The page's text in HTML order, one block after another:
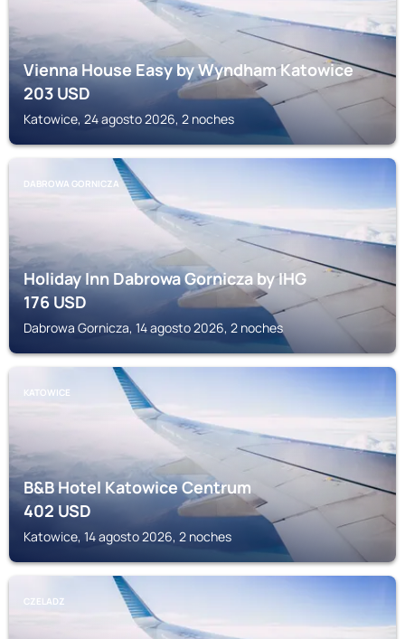
Vienna House Easy by Wyndham Katowice
203USD
Katowice, 24 agosto 2026, 2 noches
DABROWA GORNICZA
Holiday Inn Dabrowa Gornicza by IHG
176USD
Dabrowa Gornicza, 14 agosto 2026, 2 noches
KATOWICE
B&B Hotel Katowice Centrum
402USD
Katowice, 14 agosto 2026, 2 noches
CZELADZ